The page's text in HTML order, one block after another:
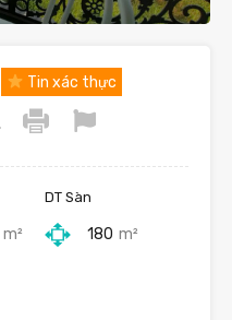
Tin xác thực
m²
DT Sàn
180 m²